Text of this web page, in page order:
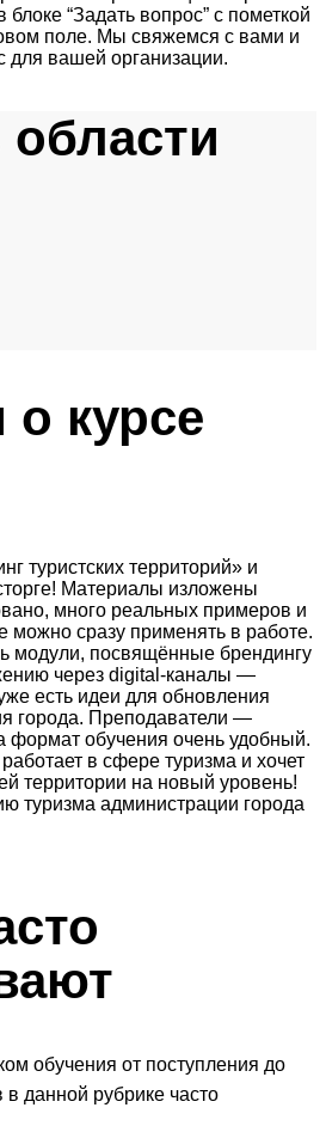
блоке “Задать вопрос” с пометкой
поле. Мы свяжемся с вами и
для вашей организации.
области
о курсе
туристских территорий» и
Материалы изложены
много реальных примеров и
можно сразу применять в работе.
модули, посвящённые брендингу
через digital-каналы —
есть идеи для обновления
города. Преподаватели —
формат обучения очень удобный.
в сфере туризма и хочет
территории на новый уровень!
туризма администрации города
обучения от поступления до
данной рубрике часто